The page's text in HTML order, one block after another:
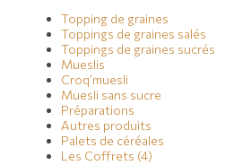
Topping de graines
Toppings de graines salés
Toppings de graines sucrés
Mueslis
Croq’muesli
Muesli sans sucre
Préparations
Autres produits
Palets de céréales
Les Coffrets (4)